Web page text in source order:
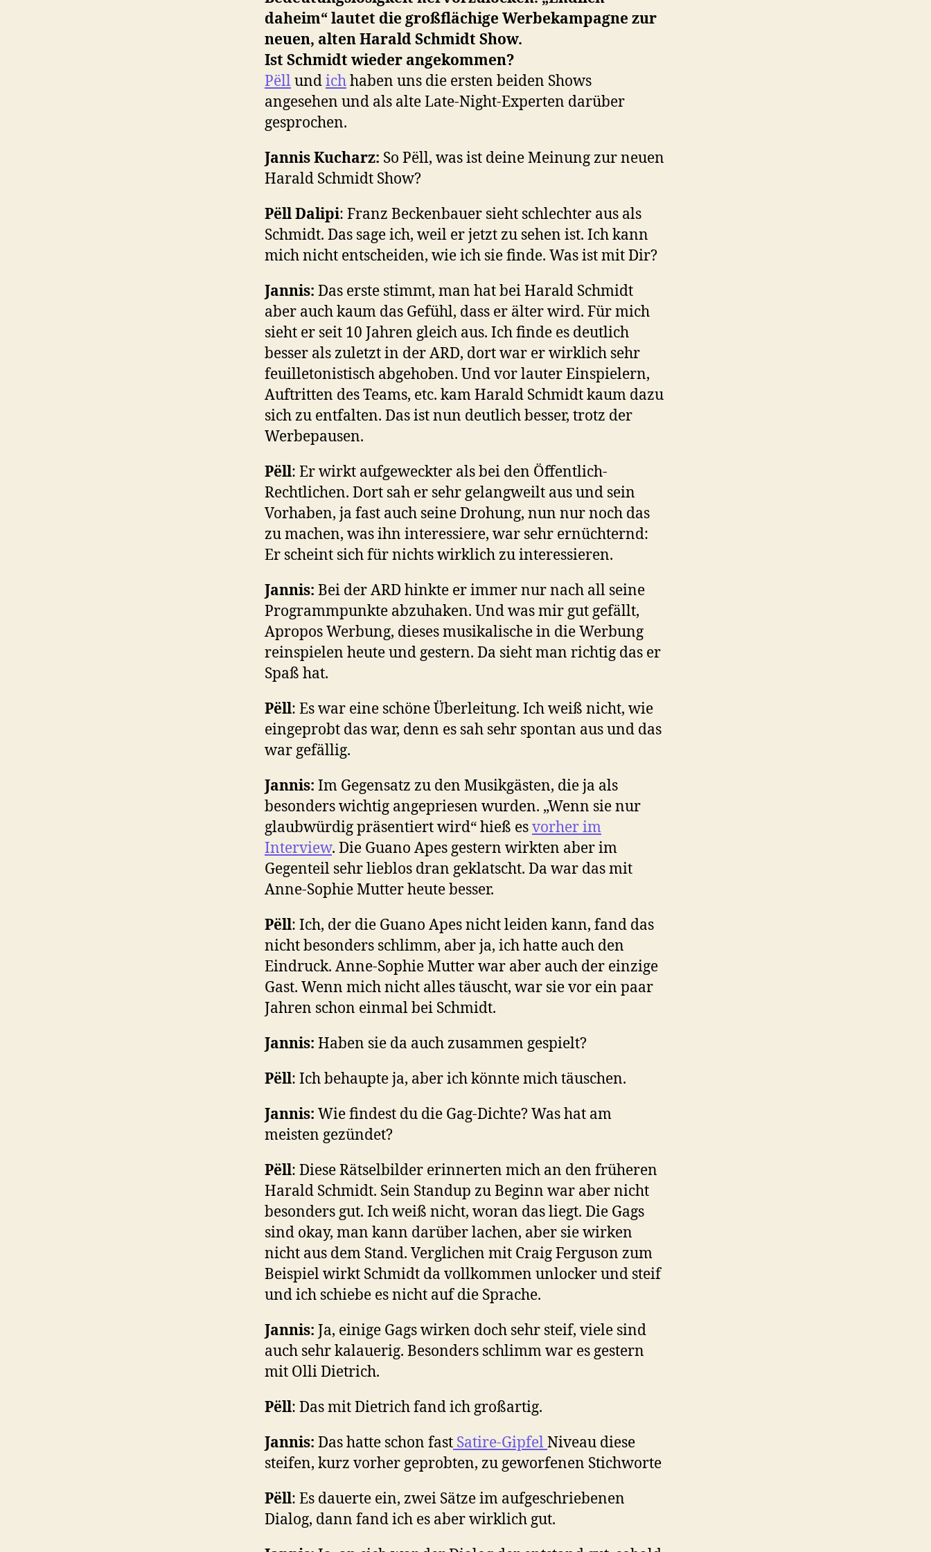
daheim“ lautet die großflächige Werbekampagne zur
neuen, alten Harald Schmidt Show.
Ist Schmidt wieder angekommen?
Pëllundichhaben uns die ersten beiden Shows
angesehen und als alte Late-Night-Experten darüber
gesprochen.
Jannis Kucharz: So Pëll, was ist deine Meinung zur neuen
Harald Schmidt Show?
Pëll Dalipi: Franz Beckenbauer sieht schlechter aus als
Schmidt. Das sage ich, weil er jetzt zu sehen ist. Ich kann
mich nicht entscheiden, wie ich sie finde. Was ist mit Dir?
Jannis: Das erste stimmt, man hat bei Harald Schmidt
aber auch kaum das Gefühl, dass er älter wird. Für mich
sieht er seit 10 Jahren gleich aus. Ich finde es deutlich
besser als zuletzt in der ARD, dort war er wirklich sehr
feuilletonistisch abgehoben. Und vor lauter Einspielern,
Auftritten des Teams, etc. kam Harald Schmidt kaum dazu
sich zu entfalten. Das ist nun deutlich besser, trotz der
Werbepausen.
Pëll: Er wirkt aufgeweckter als bei den Öffentlich-
Rechtlichen. Dort sah er sehr gelangweilt aus und sein
Vorhaben, ja fast auch seine Drohung, nun nur noch das
zu machen, was ihn interessiere, war sehr ernüchternd:
Er scheint sich für nichts wirklich zu interessieren.
Jannis: Bei der ARD hinkte er immer nur nach all seine
Programmpunkte abzuhaken. Und was mir gut gefällt,
Apropos Werbung, dieses musikalische in die Werbung
reinspielen heute und gestern. Da sieht man richtig das er
Spaß hat.
Pëll: Es war eine schöne Überleitung. Ich weiß nicht, wie
eingeprobt das war, denn es sah sehr spontan aus und das
war gefällig.
Jannis: Im Gegensatz zu den Musikgästen, die ja als
besonders wichtig angepriesen wurden. „Wenn sie nur
glaubwürdig präsentiert wird“ hieß esvorher im
Interview. Die Guano Apes gestern wirkten aber im
Gegenteil sehr lieblos dran geklatscht. Da war das mit
Anne-Sophie Mutter heute besser.
Pëll: Ich, der die Guano Apes nicht leiden kann, fand das
nicht besonders schlimm, aber ja, ich hatte auch den
Eindruck. Anne-Sophie Mutter war aber auch der einzige
Gast. Wenn mich nicht alles täuscht, war sie vor ein paar
Jahren schon einmal bei Schmidt.
Jannis: Haben sie da auch zusammen gespielt?
Pëll: Ich behaupte ja, aber ich könnte mich täuschen.
Jannis: Wie findest du die Gag-Dichte? Was hat am
meisten gezündet?
Pëll: Diese Rätselbilder erinnerten mich an den früheren
Harald Schmidt. Sein Standup zu Beginn war aber nicht
besonders gut. Ich weiß nicht, woran das liegt. Die Gags
sind okay, man kann darüber lachen, aber sie wirken
nicht aus dem Stand. Verglichen mit Craig Ferguson zum
Beispiel wirkt Schmidt da vollkommen unlocker und steif
und ich schiebe es nicht auf die Sprache.
Jannis: Ja, einige Gags wirken doch sehr steif, viele sind
auch sehr kalauerig. Besonders schlimm war es gestern
mit Olli Dietrich.
Pëll: Das mit Dietrich fand ich großartig.
Jannis: Das hatte schon fast Satire-GipfelNiveau diese
steifen, kurz vorher geprobten, zu geworfenen Stichworte
Pëll: Es dauerte ein, zwei Sätze im aufgeschriebenen
Dialog, dann fand ich es aber wirklich gut.